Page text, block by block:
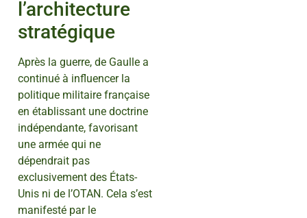
l’architecture
stratégique
Après la guerre, de Gaulle a
continué à influencer la
politique militaire française
en établissant une doctrine
indépendante, favorisant
une armée qui ne
dépendrait pas
exclusivement des États-
Unis ni de l’OTAN. Cela s’est
manifesté par le